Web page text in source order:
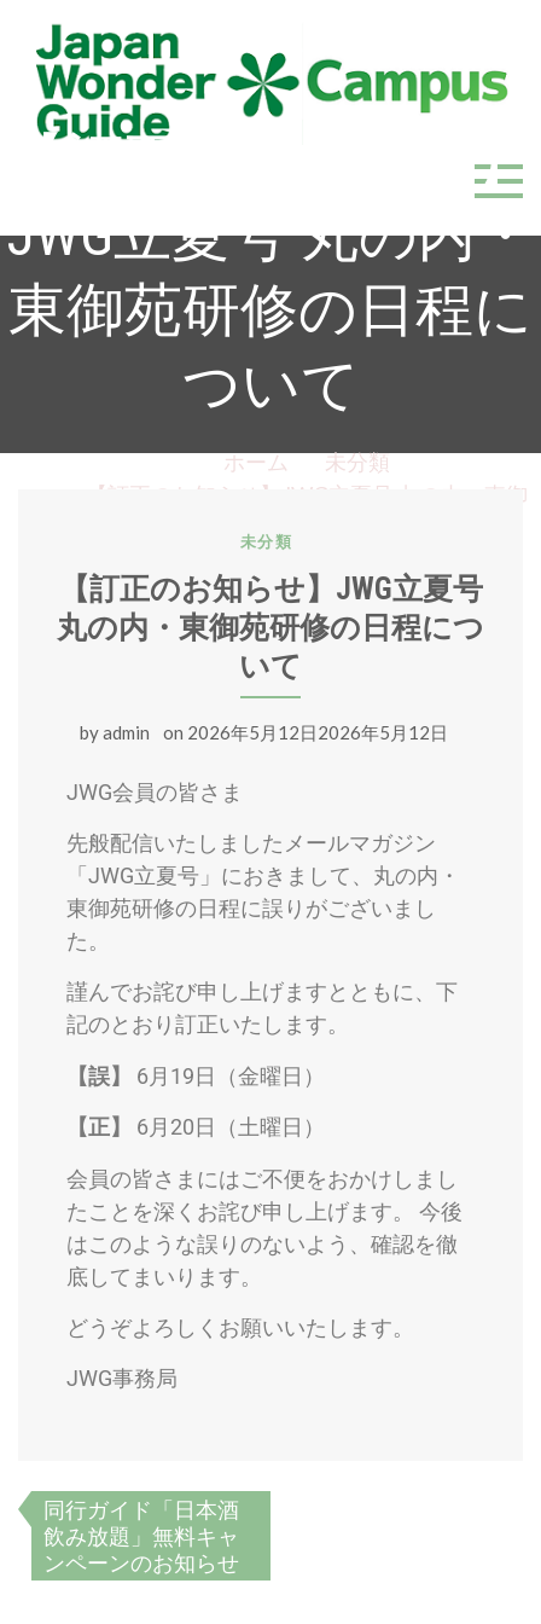
JapanWonderGuide Campus
「日本のガイドの質を世界一に」を目指すガイドコミ
【訂正のお知らせ】
JWG立夏号 丸の内・
東御苑研修の日程に
ついて
ホーム
未分類
【訂正のお知らせ】JWG立夏号 丸の内・東御
苑研修の日程について
未分類
【訂正のお知らせ】JWG立夏号
丸の内・東御苑研修の日程につ
いて
byadmin on 2026年5月12日2026年5月12日
JWG会員の皆さま
先般配信いたしましたメールマガジン
「JWG立夏号」におきまして、丸の内・
東御苑研修の日程に誤りがございまし
た。
謹んでお詫び申し上げますとともに、下
記のとおり訂正いたします。
【誤】
6月19日（金曜日）
【正】
6月20日（土曜日）
会員の皆さまにはご不便をおかけしまし
たことを深くお詫び申し上げます。 今後
はこのような誤りのないよう、確認を徹
底してまいります。
どうぞよろしくお願いいたします。
JWG事務局
同行ガイド「日本酒
飲み放題」無料キャ
ンペーンのお知らせ